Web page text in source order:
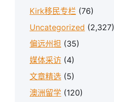
Kirk移民专栏 (76)
Uncategorized (2,327)
偏远州担 (35)
媒体采访 (4)
文章精选 (5)
澳洲留学 (120)